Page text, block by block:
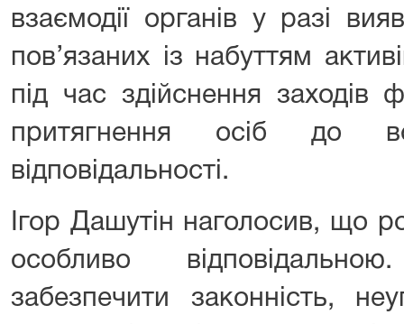
взаємодії органів у разі
пов’язаних із набуттям
під час здійснення заходів
притягнення осіб до
відповідальності.
Ігор Дашутін наголосив, що
особливо
забезпечити законність,